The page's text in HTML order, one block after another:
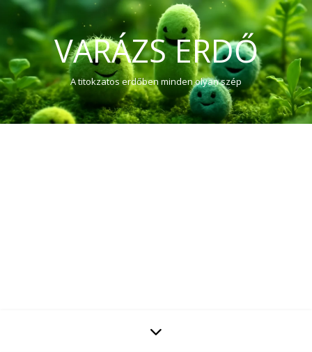
VARÁZS ERDŐ
A titokzatos erdőben minden olyan szép